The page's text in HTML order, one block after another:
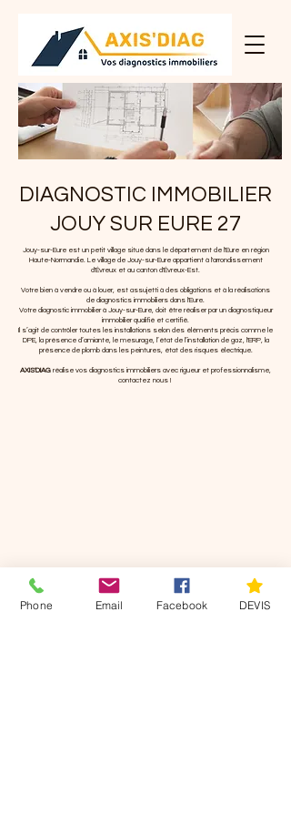
DIAGNOSTIC IMMOBILIER
JOUY SUR EURE 27
Jouy-sur-Eure est un petit village situé dans le département de l'Eure en région
Haute-Normandie. Le village de Jouy-sur-Eure appartient à l'arrondissement
d'Évreux et au canton d'Évreux-Est.
Votre bien à vendre ou à louer, est assujetti à des obligations et à la réalisations
de diagnostics immobiliers dans l'Eure.
Votre diagnostic immobilier à Jouy-sur-Eure, doit être réaliser par un diagnostiqueur
immobilier qualifié et certifié.
Il s’agit de contrôler toutes les installations selon des éléments précis comme le
DPE, la présence d’amiante, le mesurage, l’état de l’installation de gaz, l'ERP, la
présence de plomb dans les peintures, état des risques électrique.
AXIS'DIAG réalise vos diagnostics immobiliers avec rigueur et professionnalisme,
contactez nous !
Phone Email Facebook DEVIS